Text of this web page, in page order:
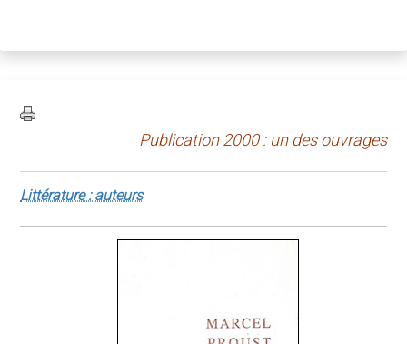
Publication 2000 : un des ouvrages
Littérature : auteurs